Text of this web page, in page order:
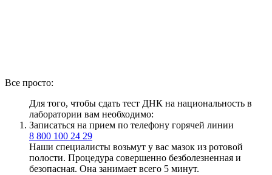
Все просто:
Для того, чтобы сдать тест ДНК на национальность в
лаборатории вам необходимо:
Записаться на прием по телефону горячей линии
8 800 100 24 29
Наши специалисты возьмут у вас мазок из ротовой
полости. Процедура совершенно безболезненная и
безопасная. Она занимает всего 5 минут.